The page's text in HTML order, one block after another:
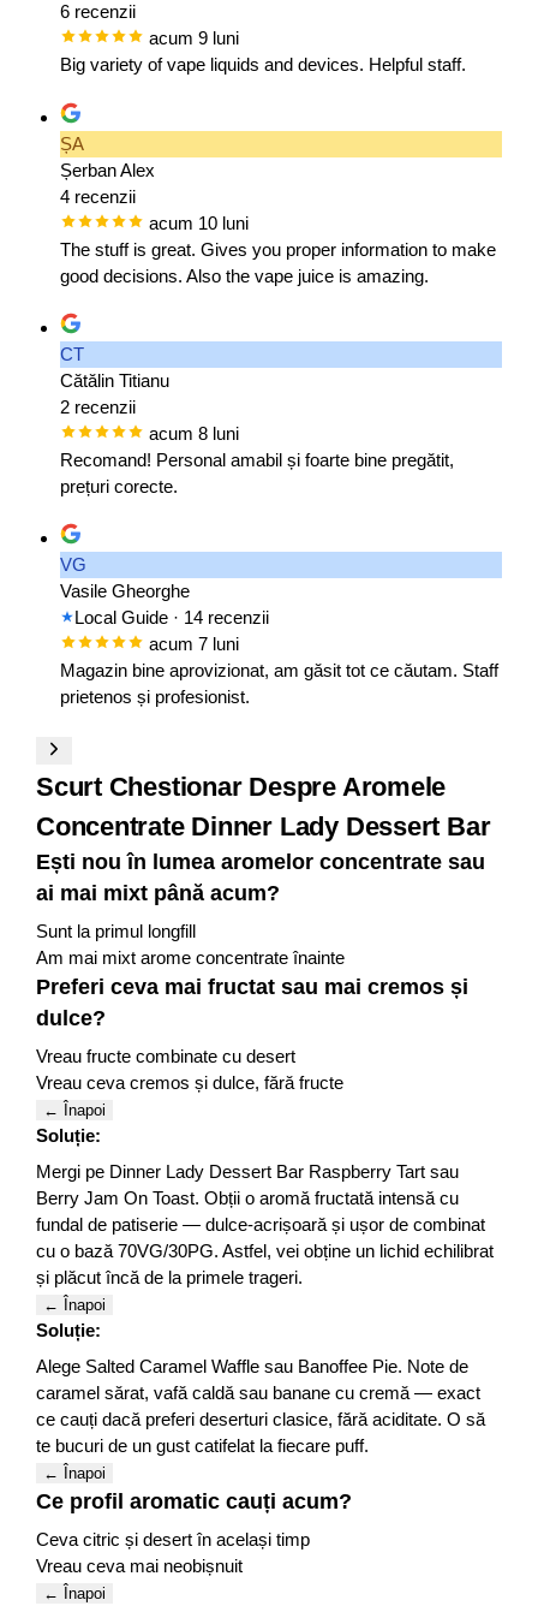
6 recenzii
acum 9 luni
Big variety of vape liquids and devices. Helpful staff.
ȘA
Șerban Alex
4 recenzii
acum 10 luni
The stuff is great. Gives you proper information to make
good decisions. Also the vape juice is amazing.
CT
Cătălin Titianu
2 recenzii
acum 8 luni
Recomand! Personal amabil și foarte bine pregătit,
prețuri corecte.
VG
Vasile Gheorghe
Local Guide · 14 recenzii
acum 7 luni
Magazin bine aprovizionat, am găsit tot ce căutam. Staff
prietenos și profesionist.
Scurt Chestionar Despre Aromele
Concentrate Dinner Lady Dessert Bar
Ești nou în lumea aromelor concentrate sau
ai mai mixt până acum?
Sunt la primul longfill
Am mai mixt arome concentrate înainte
Preferi ceva mai fructat sau mai cremos și
dulce?
Vreau fructe combinate cu desert
Vreau ceva cremos și dulce, fără fructe
← Înapoi
Soluție:
Mergi pe Dinner Lady Dessert Bar Raspberry Tart sau
Berry Jam On Toast. Obții o aromă fructată intensă cu
fundal de patiserie — dulce-acrișoară și ușor de combinat
cu o bază 70VG/30PG. Astfel, vei obține un lichid echilibrat
și plăcut încă de la primele trageri.
← Înapoi
Soluție:
Alege Salted Caramel Waffle sau Banoffee Pie. Note de
caramel sărat, vafă caldă sau banane cu cremă — exact
ce cauți dacă preferi deserturi clasice, fără aciditate. O să
te bucuri de un gust catifelat la fiecare puff.
← Înapoi
Ce profil aromatic cauți acum?
Ceva citric și desert în același timp
Vreau ceva mai neobișnuit
← Înapoi